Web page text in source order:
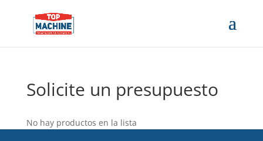
Solicite un presupuesto
No hay productos en la lista